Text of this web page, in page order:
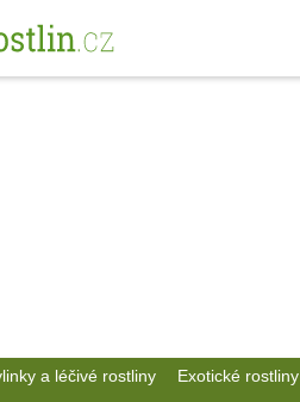
a léčivé rostliny Exotické rostliny